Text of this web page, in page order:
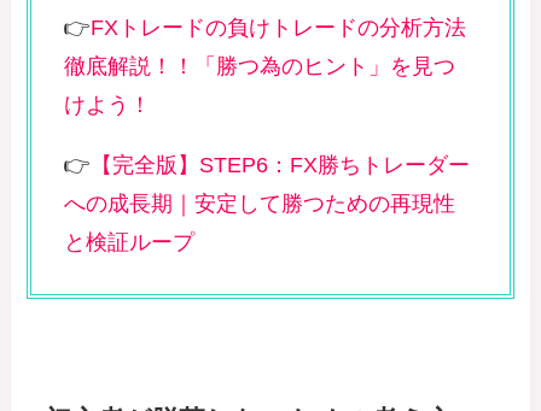
👉FXトレードの負けトレードの分析方法
徹底解説！！「勝つ為のヒント」を見つ
けよう！
👉 【完全版】STEP6：FX勝ちトレーダー
への成長期｜安定して勝つための再現性
と検証ループ